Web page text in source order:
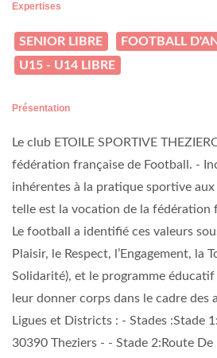
Expertises
SENIOR LIBRE
FOOTBALL
U15 - U14 LIBRE
Présentation
Le club ETOILE SPORTIVE
fédération française de Football. -
inhérentes à la pratique sportive aux
telle est la vocation de la fédération
Le football a identifié ces valeurs
Plaisir, le Respect, l’Engagement, la
Solidarité), et le programme
leur donner corps dans le cadre des
Ligues et Districts : - Stades :Stade
30390 Theziers - - Stade 2:Route De